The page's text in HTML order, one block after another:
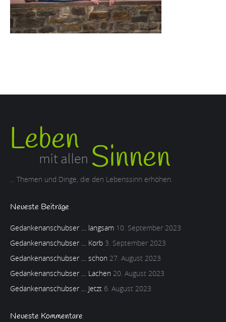
... Themen und Dinge, die den Lebenssinn erhöhen.
Neueste Beiträge
Gedankenanschubser … langsam 10. September 2023
Gedankenanschubser … Korb 3. September 2023
Gedankenanschubser … schon 27. August 2023
Gedankenanschubser … Lachen 20. August 2023
Gedankenanschubser … Jetzt 6. August 2023
Neueste Kommentare